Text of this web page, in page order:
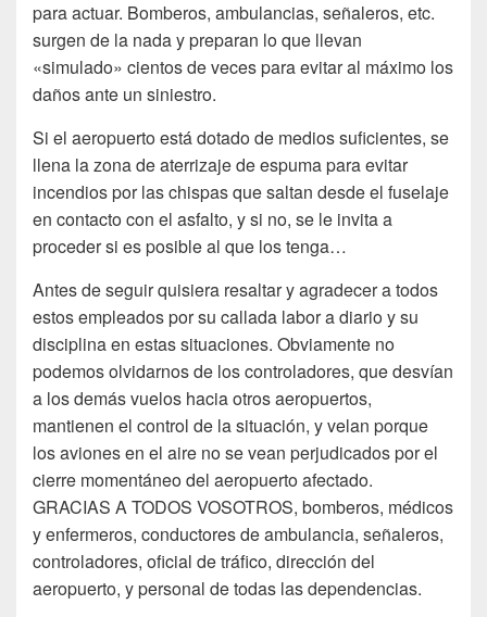
para actuar. Bomberos, ambulancias, señaleros, etc.
surgen de la nada y preparan lo que llevan
«simulado» cientos de veces para evitar al máximo los
daños ante un siniestro.
Si el aeropuerto está dotado de medios suficientes, se
llena la zona de aterrizaje de espuma para evitar
incendios por las chispas que saltan desde el fuselaje
en contacto con el asfalto, y si no, se le invita a
proceder si es posible al que los tenga…
Antes de seguir quisiera resaltar y agradecer a todos
estos empleados por su callada labor a diario y su
disciplina en estas situaciones. Obviamente no
podemos olvidarnos de los controladores, que desvían
a los demás vuelos hacia otros aeropuertos,
mantienen el control de la situación, y velan porque
los aviones en el aire no se vean perjudicados por el
cierre momentáneo del aeropuerto afectado.
GRACIAS A TODOS VOSOTROS, bomberos, médicos
y enfermeros, conductores de ambulancia, señaleros,
controladores, oficial de tráfico, dirección del
aeropuerto, y personal de todas las dependencias.